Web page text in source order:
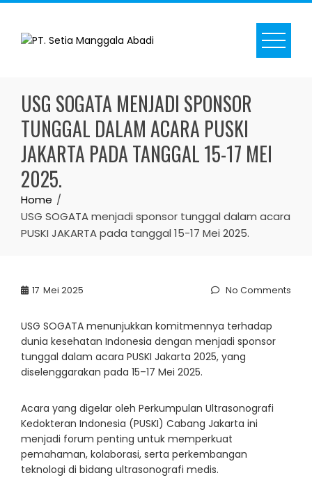
Skip
content
USG SOGATA MENJADI SPONSOR
TUNGGAL DALAM ACARA PUSKI
JAKARTA PADA TANGGAL 15-17 MEI
2025.
Home
USG SOGATA menjadi sponsor tunggal dalam acara
PUSKI JAKARTA pada tanggal 15-17 Mei 2025.
17 Mei 2025 No Comments
USG SOGATA menunjukkan komitmennya terhadap
dunia kesehatan Indonesia dengan menjadi sponsor
tunggal dalam acara PUSKI Jakarta 2025, yang
diselenggarakan pada 15–17 Mei 2025.
Acara yang digelar oleh Perkumpulan Ultrasonografi
Kedokteran Indonesia (PUSKI) Cabang Jakarta ini
menjadi forum penting untuk memperkuat
pemahaman, kolaborasi, serta perkembangan
teknologi di bidang ultrasonografi medis.